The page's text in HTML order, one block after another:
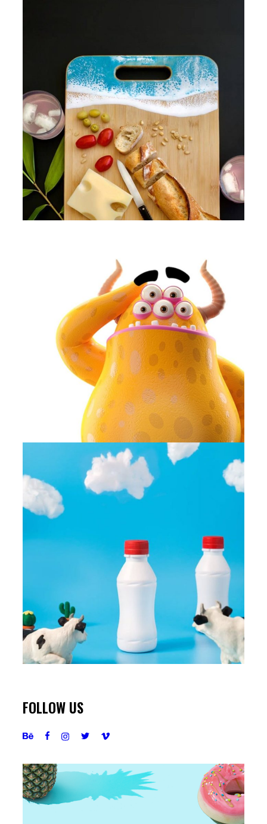
FOLLOW US